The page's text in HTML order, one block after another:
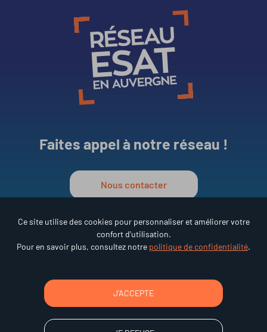
Faites appel à notre réseau !
Nous contacter
Réseau ESAT en Auvergne
15 rue des Frères Lumière•63000 Clermont-Ferrand
Tél : 04 73 92 68 95
Ce site utilise des cookies pour personnaliser et améliorer votre
confort d'utilisation.
Pour en savoir plus, consultez notre politique de confidentialité.
J'ACCEPTE